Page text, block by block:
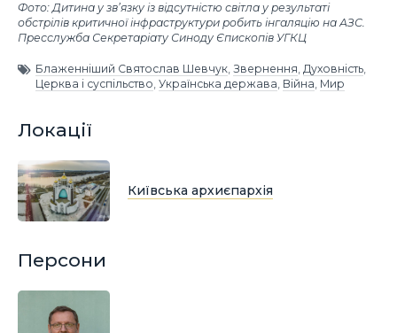
Фото: Дитина у зв’язку із відсутністю світла у результаті
обстрілів критичної інфраструктури робить інгаляцію на АЗС.
Пресслужба Секретаріату Синоду Єпископів УГКЦ
Блаженніший Святослав Шевчук Звернення Духовність
Церква і суспільство Українська держава Війна Мир
Локації
Київська архиєпархія
Персони